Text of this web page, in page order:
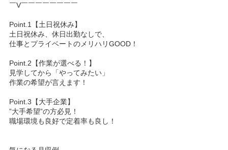
￣V￣￣￣￣￣￣￣￣
Point.1【土日祝休み】
土日祝休み、休日出勤なしで、
仕事とプライベートのメリハリGOOD！
Point.2【作業が選べる！】
見学してから「やってみたい」
作業の希望が言えます！
Point.3【大手企業】
”大手希望”の方必見！
職場環境も良好で定着率も良し！